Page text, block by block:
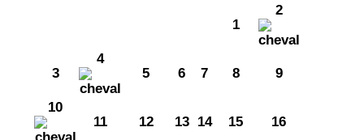
1
2
3
4
5
6 7 8 9
10
11
12 13 14 15 16